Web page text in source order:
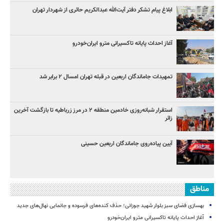
ابلاغ پیام تشکر دفتر آیت‌الله عبدالکریم حائری از شهردار تهران
آغاز احداث پایانه تاکسیرانی مترو ایران‌خودرو
تمهیدات جاماندگان اربعین در قبله تهران امسال ۲ برابر شد
استقرار شبانه‌روزی خادمین منطقه ۲ در مرز زرباطیه تا بازگشت آخرین
زائر
آیین پیاده‌روی جاماندگان اربعین حسینی
مناطق
بهسازی فضای سبز بلوار شهید جوزانی؛ حذف کنده‌های فرسوده و جانمایی نهال‌های جدید
آغاز احداث پایانه تاکسیرانی مترو ایران‌خودرو